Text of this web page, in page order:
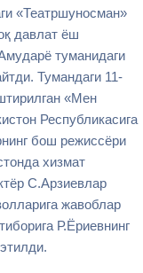
«Театршуносман»
давлат ёш
туманидаги
Тумандаги 11-
«Мен
Республикасига
бош режиссёри
хизмат
С.Арзиевлар
жавоблар
Р.Ёриевнинг